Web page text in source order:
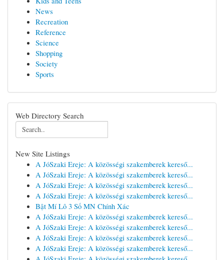
News
Recreation
Reference
Science
Shopping
Society
Sports
Web Directory Search
New Site Listings
A JóSzaki Ereje: A közösségi szakemberek kereső...
A JóSzaki Ereje: A közösségi szakemberek kereső...
A JóSzaki Ereje: A közösségi szakemberek kereső...
A JóSzaki Ereje: A közösségi szakemberek kereső...
Bật Mí Lô 3 Số MN Chính Xác
A JóSzaki Ereje: A közösségi szakemberek kereső...
A JóSzaki Ereje: A közösségi szakemberek kereső...
A JóSzaki Ereje: A közösségi szakemberek kereső...
A JóSzaki Ereje: A közösségi szakemberek kereső...